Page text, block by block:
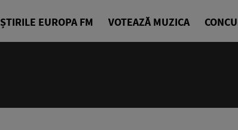
ȘTIRILE EUROPA FM VOTEAZĂ MUZICA